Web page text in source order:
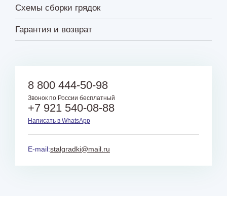
Схемы сборки грядок
Гарантия и возврат
8 800 444-50-98
Звонок по России бесплатный
+7 921 540-08-88
Написать в WhatsApp
E-mail:stalgradki@mail.ru